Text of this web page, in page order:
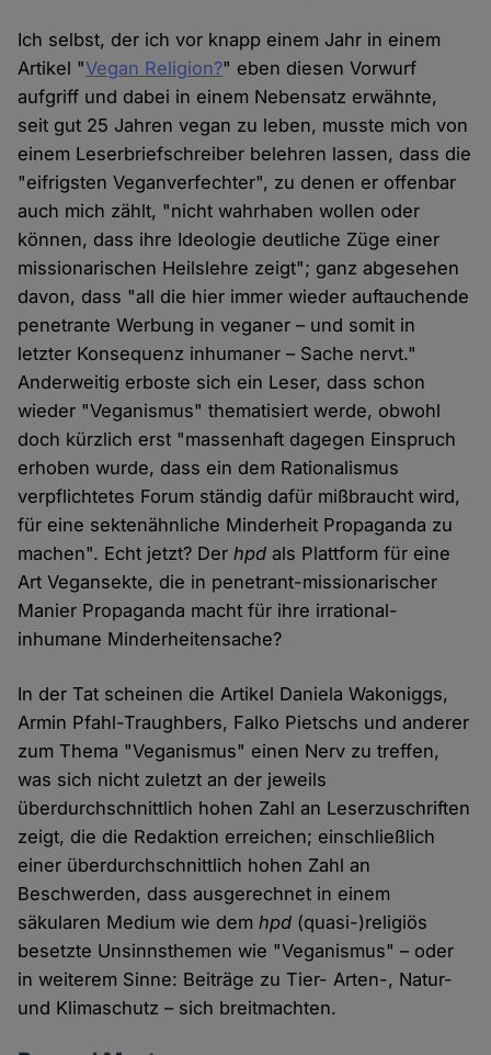
Ich selbst, der ich vor knapp einem Jahr in einem
Artikel "Vegan Religion?" eben diesen Vorwurf
aufgriff und dabei in einem Nebensatz erwähnte,
seit gut 25 Jahren vegan zu leben, musste mich von
einem Leserbriefschreiber belehren lassen, dass die
"eifrigsten Veganverfechter", zu denen er offenbar
auch mich zählt, "nicht wahrhaben wollen oder
können, dass ihre Ideologie deutliche Züge einer
missionarischen Heilslehre zeigt"; ganz abgesehen
davon, dass "all die hier immer wieder auftauchende
penetrante Werbung in veganer – und somit in
letzter Konsequenz inhumaner – Sache nervt."
Anderweitig erboste sich ein Leser, dass schon
wieder "Veganismus" thematisiert werde, obwohl
doch kürzlich erst "massenhaft dagegen Einspruch
erhoben wurde, dass ein dem Rationalismus
verpflichtetes Forum ständig dafür mißbraucht wird,
für eine sektenähnliche Minderheit Propaganda zu
machen". Echt jetzt? Derhpd als Plattform für eine
Art Vegansekte, die in penetrant-missionarischer
Manier Propaganda macht für ihre irrational-
inhumane Minderheitensache?
In der Tat scheinen die Artikel Daniela Wakoniggs,
Armin Pfahl-Traughbers, Falko Pietschs und anderer
zum Thema "Veganismus" einen Nerv zu treffen,
was sich nicht zuletzt an der jeweils
überdurchschnittlich hohen Zahl an Leserzuschriften
zeigt, die die Redaktion erreichen; einschließlich
einer überdurchschnittlich hohen Zahl an
Beschwerden, dass ausgerechnet in einem
säkularen Medium wie demhpd (quasi-)religiös
besetzte Unsinnsthemen wie "Veganismus" – oder
in weiterem Sinne: Beiträge zu Tier- Arten-, Natur-
und Klimaschutz – sich breitmachten.